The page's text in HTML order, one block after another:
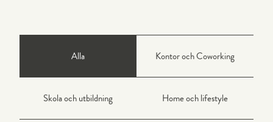
Alla Kontor och Coworking
Skola och utbildning Home och lifestyle